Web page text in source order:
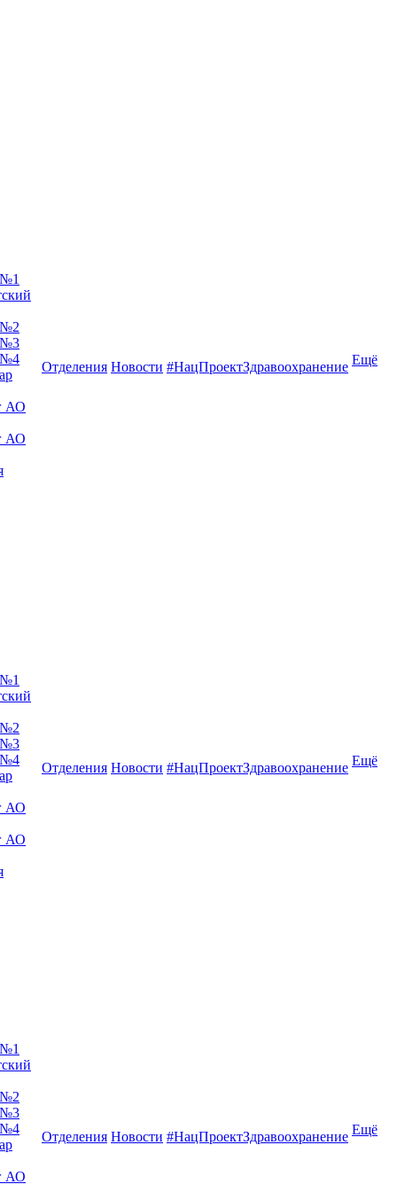
№2
№3
№4
АО
АО
Отделения Новости #НацПроектЗдравоохранение Ещё
№2
№3
№4
АО
АО
Отделения Новости #НацПроектЗдравоохранение Ещё
№2
№3
№4
АО
Отделения Новости #НацПроектЗдравоохранение Ещё